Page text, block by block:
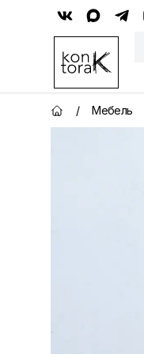
Главная страница
/ Мебель